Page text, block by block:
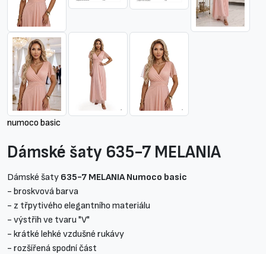
numoco basic
Dámské šaty 635-7 MELANIA
Dámské šaty 635-7 MELANIA Numoco basic
- broskvová barva
- z třpytivého elegantního materiálu
- výstřih ve tvaru "V"
- krátké lehké vzdušné rukávy
- rozšířená spodní část